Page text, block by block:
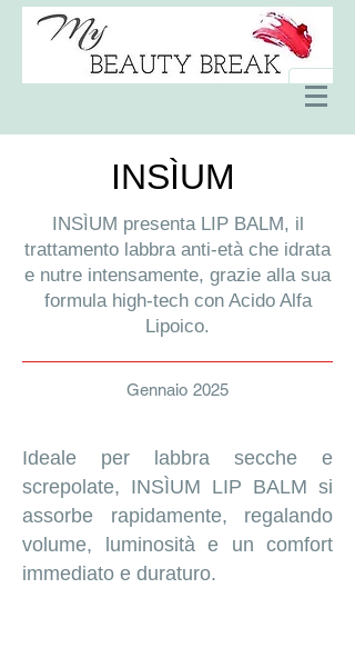
INSÌUM
INSÌUM presenta LIP BALM, il
trattamento labbra anti-età che idrata
e nutre intensamente, grazie alla sua
formula high-tech con Acido Alfa
Lipoico.
Gennaio 2025
Ideale per labbra secche e
screpolate, INSÌUM LIP BALM si
assorbe rapidamente, regalando
volume, luminosità e un comfort
immediato e duraturo.